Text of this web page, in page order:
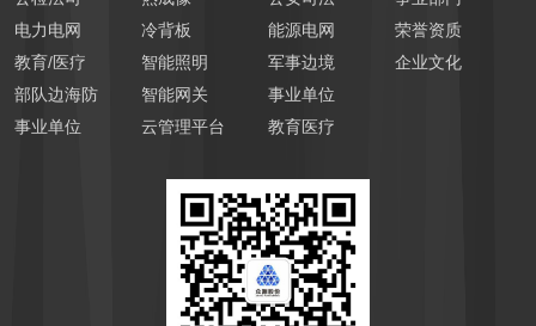
电力电网
教育/医疗
部队边海防
事业单位
冷背板
智能照明
智能网关
云管理平台
能源电网
军事边境
事业单位
教育医疗
荣誉资质
企业文化